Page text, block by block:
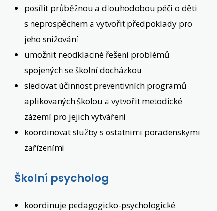
posílit průběžnou a dlouhodobou péči o děti
s neprospěchem a vytvořit předpoklady pro
jeho snižování
umožnit neodkladné řešení problémů
spojených se školní docházkou
sledovat účinnost preventivních programů
aplikovaných školou a vytvořit metodické
zázemí pro jejich vytváření
koordinovat služby s ostatními poradenskými
zařízeními
Školní psycholog
koordinuje pedagogicko-psychologické